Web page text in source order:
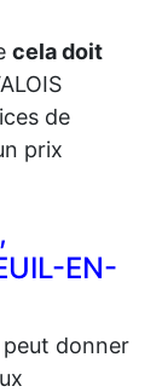
cela doit
de
prix
EN-
peut donner